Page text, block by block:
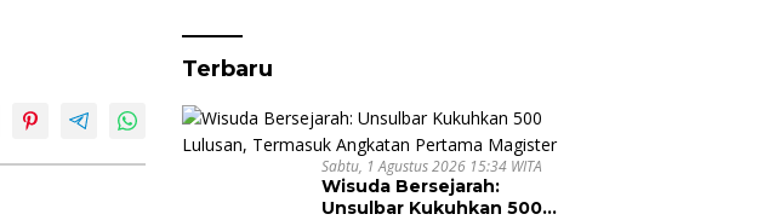
Terbaru
Sabtu, 1 Agustus 2026 15:34 WITA
Wisuda Bersejarah:
Unsulbar Kukuhkan 500